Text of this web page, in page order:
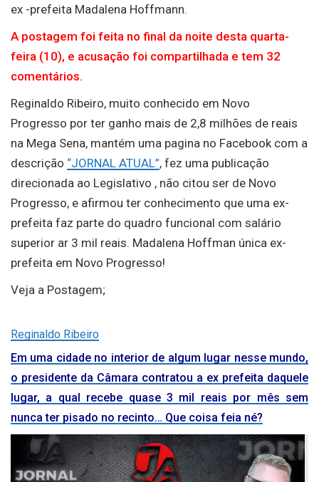
ex -prefeita Madalena Hoffmann.
A postagem foi feita no final da noite desta quarta-
feira (10), e acusação foi compartilhada e tem 32
comentários.
Reginaldo Ribeiro, muito conhecido em Novo
Progresso por ter ganho mais de 2,8 milhões de reais
na Mega Sena, mantém uma pagina no Facebook com a
descrição “JORNAL ATUAL”, fez uma publicação
direcionada ao Legislativo , não citou ser de Novo
Progresso, e afirmou ter conhecimento que uma ex-
prefeita faz parte do quadro funcional com salário
superior ar 3 mil reais. Madalena Hoffman única ex-
prefeita em Novo Progresso!
Veja a Postagem;
Reginaldo Ribeiro
Em uma cidade no interior de algum lugar nesse mundo,
o presidente da Câmara contratou a ex prefeita daquele
lugar, a qual recebe quase 3 mil reais por mês sem
nunca ter pisado no recinto… Que coisa feia né?